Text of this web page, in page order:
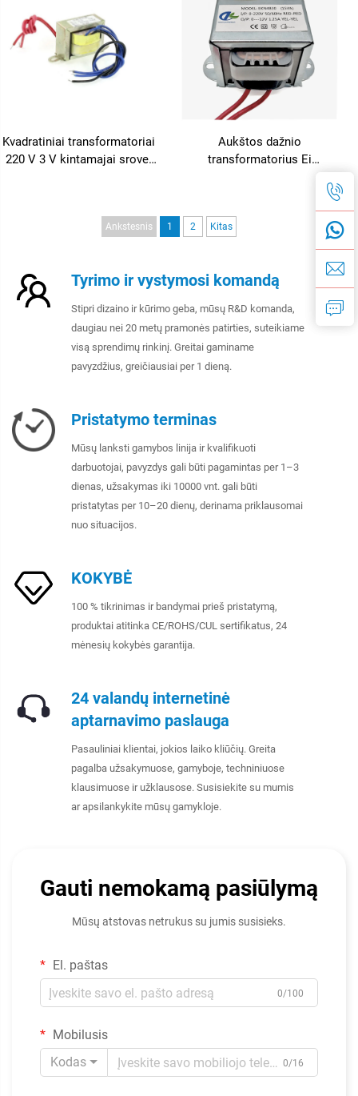
VAC / 24VAC darbui
Kvadratiniai transformatoriai
220 V 3 V kintamajai srovei
Aukštos dažnio
transformatorius Ei
Ankstesnis 1 2 Kitas
Tyrimo ir vystymosi komandą
Stipri dizaino ir kūrimo geba, mūsų R&D komanda,
daugiau nei 20 metų pramonės patirties, suteikiame
visą sprendimų rinkinį. Greitai gaminame
pavyzdžius, greičiausiai per 1 dieną.
Pristatymo terminas
Mūsų lanksti gamybos linija ir kvalifikuoti
darbuotojai, pavyzdys gali būti pagamintas per 1–3
dienas, užsakymas iki 10000 vnt. gali būti
pristatytas per 10–20 dienų, derinama priklausomai
nuo situacijos.
KOKYBĖ
100 % tikrinimas ir bandymai prieš pristatymą,
produktai atitinka CE/ROHS/CUL sertifikatus, 24
mėnesių kokybės garantija.
24 valandų internetinė
aptarnavimo paslauga
Pasauliniai klientai, jokios laiko kliūčių. Greita
pagalba užsakymuose, gamyboje, techniniuose
klausimuose ir užklausose. Susisiekite su mumis
ar apsilankykite mūsų gamykloje.
Gauti nemokamą pasiūlymą
Mūsų atstovas netrukus su jumis susisieks.
El. paštas
0/100
Mobilusis
Kodas
0/16